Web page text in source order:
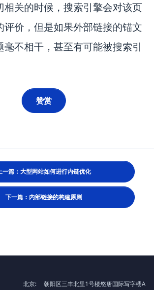
相关的时候，搜索引擎会对该页
评价，但是如果外部链接的锚文
毫不相干，甚至有可能被搜索引
赞赏
一篇：大型网站如何进行内链优化
下一篇：内部链接的构建原则
北京:
朝阳区三丰北里1号楼悠唐国际写字楼A